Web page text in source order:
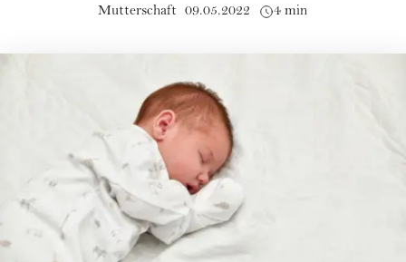
Mutterschaft 09.05.2022 4 min